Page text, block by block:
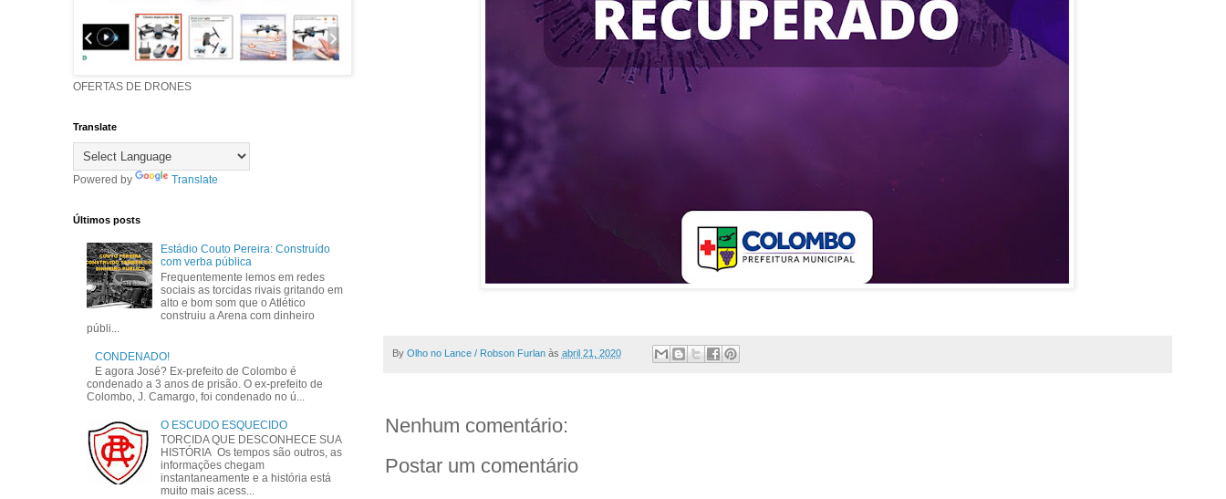
By Olho no Lance / Robson Furlan às abril 21, 2020
Nenhum comentário:
Postar um comentário
OFERTAS DE DRONES
Translate
Powered by Translate
Últimos posts
Estádio Couto Pereira: Construído
com verba pública
Frequentemente lemos em redes
sociais as torcidas rivais gritando em
alto e bom som que o Atlético
construiu a Arena com dinheiro
públi...
CONDENADO!
E agora José? Ex-prefeito de Colombo é
condenado a 3 anos de prisão. O ex-prefeito de
Colombo, J. Camargo, foi condenado no ú...
O ESCUDO ESQUECIDO
TORCIDA QUE DESCONHECE SUA
HISTÓRIA Os tempos são outros, as
informações chegam
instantaneamente e a história está
muito mais acess...